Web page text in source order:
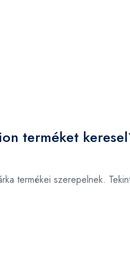
terméket
termékei szerepelnek.